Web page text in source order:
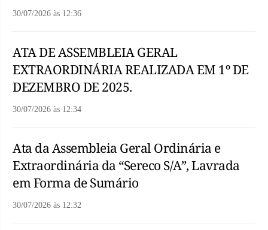
30/07/2026 às 12:36
ATA DE ASSEMBLEIA GERAL
EXTRAORDINÁRIA REALIZADA EM 1º DE
DEZEMBRO DE 2025.
30/07/2026 às 12:34
Ata da Assembleia Geral Ordinária e
Extraordinária da “Sereco S/A”, Lavrada
em Forma de Sumário
30/07/2026 às 12:32